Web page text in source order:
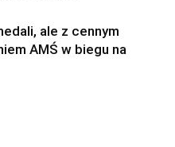
ale z cennym
AMŚ w biegu na